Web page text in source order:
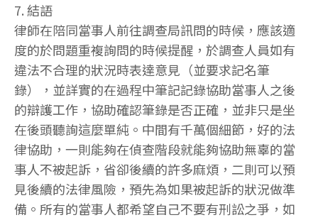
7. 結語
律師在陪同當事人前往調查局訊問的時候，應該適
度的於問題重複詢問的時候提醒，於調查人員如有
違法不合理的狀況時表達意見（並要求記名筆
錄），並詳實的在過程中筆記記錄協助當事人之後
的辯護工作，協助確認筆錄是否正確，並非只是坐
在後頭聽詢這麼單純。中間有千萬個細節，好的法
律協助，一則能夠在偵查階段就能夠協助無辜的當
事人不被起訴，省卻後續的許多麻煩，二則可以預
見後續的法律風險，預先為如果被起訴的狀況做準
備。所有的當事人都希望自己不要有刑訟之爭，如